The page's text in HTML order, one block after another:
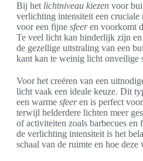
Bij het lichtniveau kiezen voor
verlichting intensiteit een
voor een fijne sfeeren voorkomt
Te veel licht kan hinderlijk zijn en
de gezellige uitstraling van een
kant kan te weinig licht onveilige
Voor het creëren van een
licht vaak een ideale keuze. Dit
een warme sfeeren is perfect
terwijl helderdere lichten meer
of activiteiten zoals barbecues en
de verlichting intensiteit is het
schaal van de ruimte en hoe